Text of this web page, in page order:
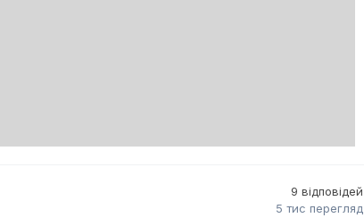
9 відповідей
5 тис перегляд